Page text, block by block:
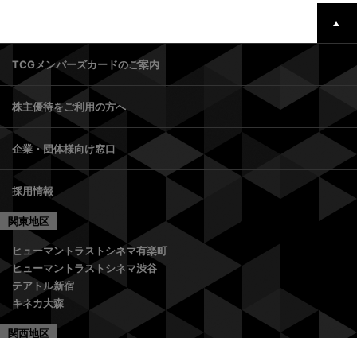
TCGメンバーズカードのご案内
株主優待をご利用の方へ
企業・団体様向け窓口
採用情報
関東地区
ヒューマントラストシネマ有楽町
ヒューマントラストシネマ渋谷
テアトル新宿
キネカ大森
関西地区